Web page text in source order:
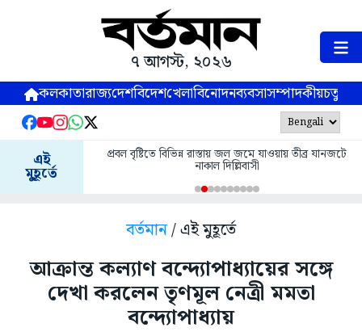
৭ আগস্ট, ২০২৬
কলকাতারাজ্যদেশবিদেশখেলাবিনোদনব্যবসাসম্পাদকীয়
এই
মুহূর্তে
প্রবল বৃষ্টিতে বিভিন্ন রাস্তায় জল জমে যাওয়ায় তীব্র যানজটে
নাকাল দিল্লিবাসী
বর্তমান/ এই মুহূর্তে
আক্রান্ত কল্যাণ বন্দ্যোপাধ্যায়ের সঙ্গে
দেখা করলেন তৃণমূল নেত্রী মমতা
বন্দ্যোপাধ্যায়